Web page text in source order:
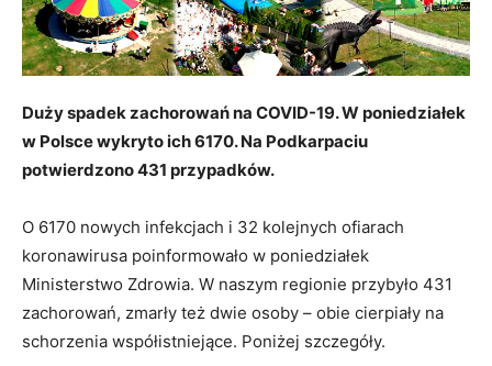
Duży spadek zachorowań na COVID-19. W poniedziałek
w Polsce wykryto ich 6170. Na Podkarpaciu
potwierdzono 431 przypadków.
O 6170 nowych infekcjach i 32 kolejnych ofiarach
koronawirusa poinformowało w poniedziałek
Ministerstwo Zdrowia. W naszym regionie przybyło 431
zachorowań, zmarły też dwie osoby – obie cierpiały na
schorzenia współistniejące. Poniżej szczegóły.